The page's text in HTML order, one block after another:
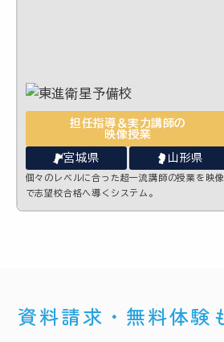
担任指導＆実力講師の
映像授業
宮城県 山形県
個々のレベルに合った超一流講師の授業を映
で志望校合格へ導くシステム。
資料請求・無料体験